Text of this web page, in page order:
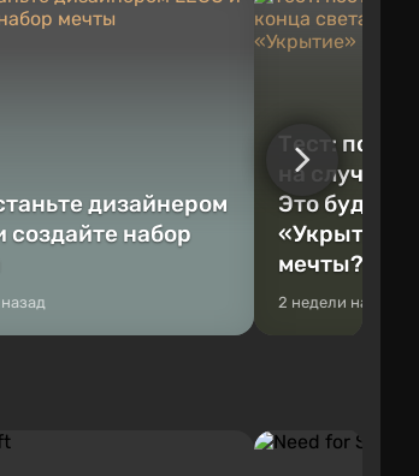
дизайнером
создайте набор
Тест:
на случай
Это будет
«Укрытие»
мечты?
2 недели назад